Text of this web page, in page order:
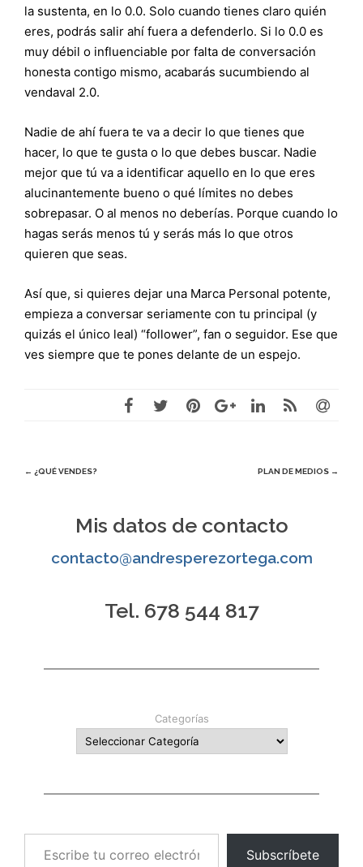
la sustenta, en lo 0.0. Solo cuando tienes claro quién
eres, podrás salir ahí fuera a defenderlo. Si lo 0.0 es
muy débil o influenciable por falta de conversación
honesta contigo mismo, acabarás sucumbiendo al
vendaval 2.0.
Nadie de ahí fuera te va a decir lo que tienes que
hacer, lo que te gusta o lo que debes buscar. Nadie
mejor que tú va a identificar aquello en lo que eres
alucinantemente bueno o qué límites no debes
sobrepasar. O al menos no deberías. Porque cuando lo
hagas serás menos tú y serás más lo que otros
quieren que seas.
Así que, si quieres dejar una Marca Personal potente,
empieza a conversar seriamente con tu principal (y
quizás el único leal) “follower”, fan o seguidor. Ese que
ves siempre que te pones delante de un espejo.
Navegación
entradas
← ¿QUÉ VENDES? PLAN DE MEDIOS →
Mis datos de contacto
contacto@andresperezortega.com
Tel. 678 544 817
Categorías
Escribe tu correo electrónico…
Subscríbete